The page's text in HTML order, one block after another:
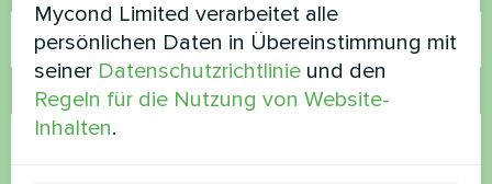
Kommentar
Mycond Limited verarbeitet alle
persönlichen Daten in Übereinstimmung mit
seiner Datenschutzrichtlinie und den
Regeln für die Nutzung von Website-
Inhalten.